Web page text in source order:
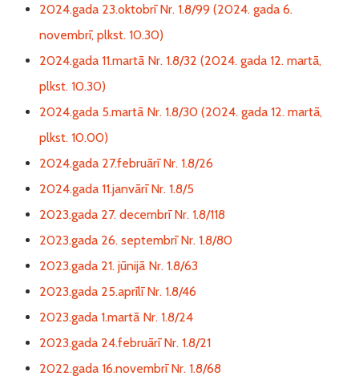
2024.gada 23.oktobrī Nr. 1.8/99 (2024. gada 6.
novembrī, plkst. 10.30)
2024.gada 11.martā Nr. 1.8/32 (2024. gada 12. martā,
plkst. 10.30)
2024.gada 5.martā Nr. 1.8/30 (2024. gada 12. martā,
plkst. 10.00)
2024.gada 27.februārī Nr. 1.8/26
2024.gada 11.janvārī Nr. 1.8/5
2023.gada 27. decembrī Nr. 1.8/118
2023.gada 26. septembrī Nr. 1.8/80
2023.gada 21. jūnijā Nr. 1.8/63
2023.gada 25.aprīlī Nr. 1.8/46
2023.gada 1.martā Nr. 1.8/24
2023.gada 24.februārī Nr. 1.8/21
2022.gada 16.novembrī Nr. 1.8/68